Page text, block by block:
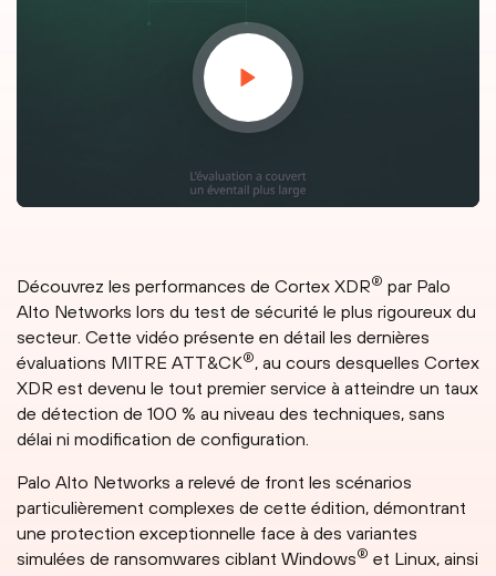
Découvrez les performances de Cortex XDR® par Palo
Alto Networks lors du test de sécurité le plus rigoureux du
secteur. Cette vidéo présente en détail les dernières
évaluations MITRE ATT&CK®, au cours desquelles Cortex
XDR est devenu le tout premier service à atteindre un taux
de détection de 100 % au niveau des techniques, sans
délai ni modification de configuration.
Palo Alto Networks a relevé de front les scénarios
particulièrement complexes de cette édition, démontrant
une protection exceptionnelle face à des variantes
simulées de ransomwares ciblant Windows® et Linux, ainsi